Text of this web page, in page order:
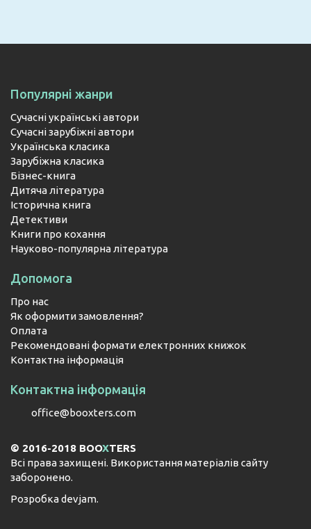
Популярні жанри
Сучасні українські автори
Сучасні зарубіжні автори
Українська класика
Зарубіжна класика
Бізнес-книга
Дитяча література
Історична книга
Детективи
Книги про кохання
Науково-популярна література
Допомога
Про нас
Як оформити замовлення?
Оплата
Рекомендовані формати електронних книжок
Контактна інформація
Контактна інформація
office@booxters.com
© 2016-2018 BOOXTERS
Всі права захищені. Використання матеріалів сайту
заборонено.
Розробкаdevjam.